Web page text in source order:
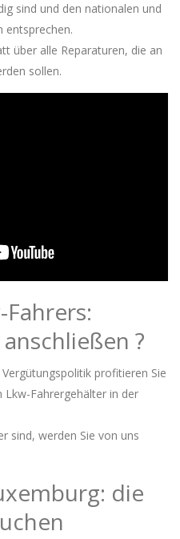
sind und den nationalen und
entsprechen.
über alle Reparaturen, die an
sollen.
?
profitieren Sie
Fahrergehälter in der
sind, werden Sie von uns
die